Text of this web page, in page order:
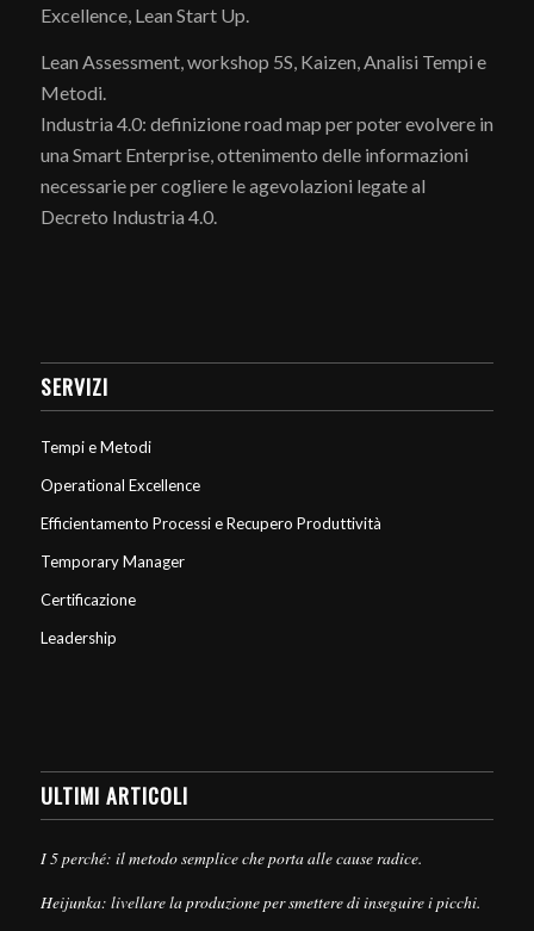
Excellence, Lean Start Up.
Lean Assessment, workshop 5S, Kaizen, Analisi Tempi e
Metodi.
Industria 4.0: definizione road map per poter evolvere in
una Smart Enterprise, ottenimento delle informazioni
necessarie per cogliere le agevolazioni legate al
Decreto Industria 4.0.
SERVIZI
Tempi e Metodi
Operational Excellence
Efficientamento Processi e Recupero Produttività
Temporary Manager
Certificazione
Leadership
ULTIMI ARTICOLI
I 5 perché: il metodo semplice che porta alle cause radice.
Heijunka: livellare la produzione per smettere di inseguire i picchi.